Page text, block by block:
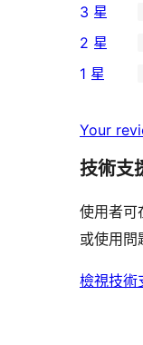
5
星
使
者
論
個
4
星
用
者
論
2
個
3
使
用
評
論
3 星
個
星
使
者
評
論
2 星
1
星
用
者
評
1 星
Your
技術支
使用者可
或使用問
檢視技術